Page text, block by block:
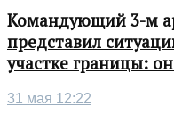
Командующий 3-м
представил
участке границы:
31 мая 12:22